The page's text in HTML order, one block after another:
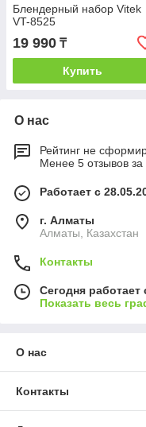
Блендерный набор Vitek
VT-8525
19 990 ₸
Купить
О нас
Рейтинг не
Менее 5 отзывов за
Работает с
г. Алматы
Алматы, Казахстан
Контакты
Сегодня работает
Показать весь
О нас
Контакты